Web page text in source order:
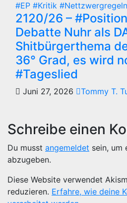
#EP #Kritik #Nettzwergregeln
2120/26 –
Debatte Nuhr als
Shitbürgerthema
36° Grad, es wird
#Tageslied
Juni 27, 2026 Tommy T.
Schreibe einen
Du musst angemeldet sein, um
abzugeben.
Diese Website verwendet
reduzieren. Erfahre, wie deine